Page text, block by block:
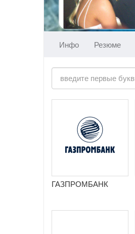
Инфо Резюме
ГАЗПРОМБАНК